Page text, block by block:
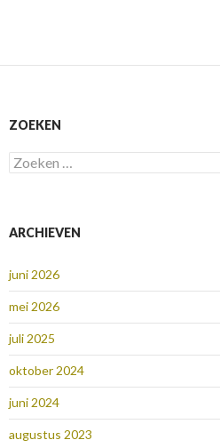
ZOEKEN
Zoeken
naar:
ARCHIEVEN
juni 2026
mei 2026
juli 2025
oktober 2024
juni 2024
augustus 2023